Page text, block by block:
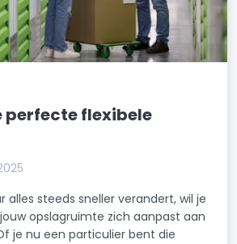
perfecte flexibele
alles steeds sneller verandert, wil je
opslagruimte zich aanpast aan
je nu een particulier bent die